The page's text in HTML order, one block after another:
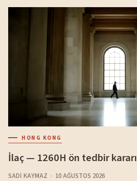
HONG KONG
İlaç — 1260H ön tedbir kararı
SADI KAYMAZ 10 AĞUSTOS 2026